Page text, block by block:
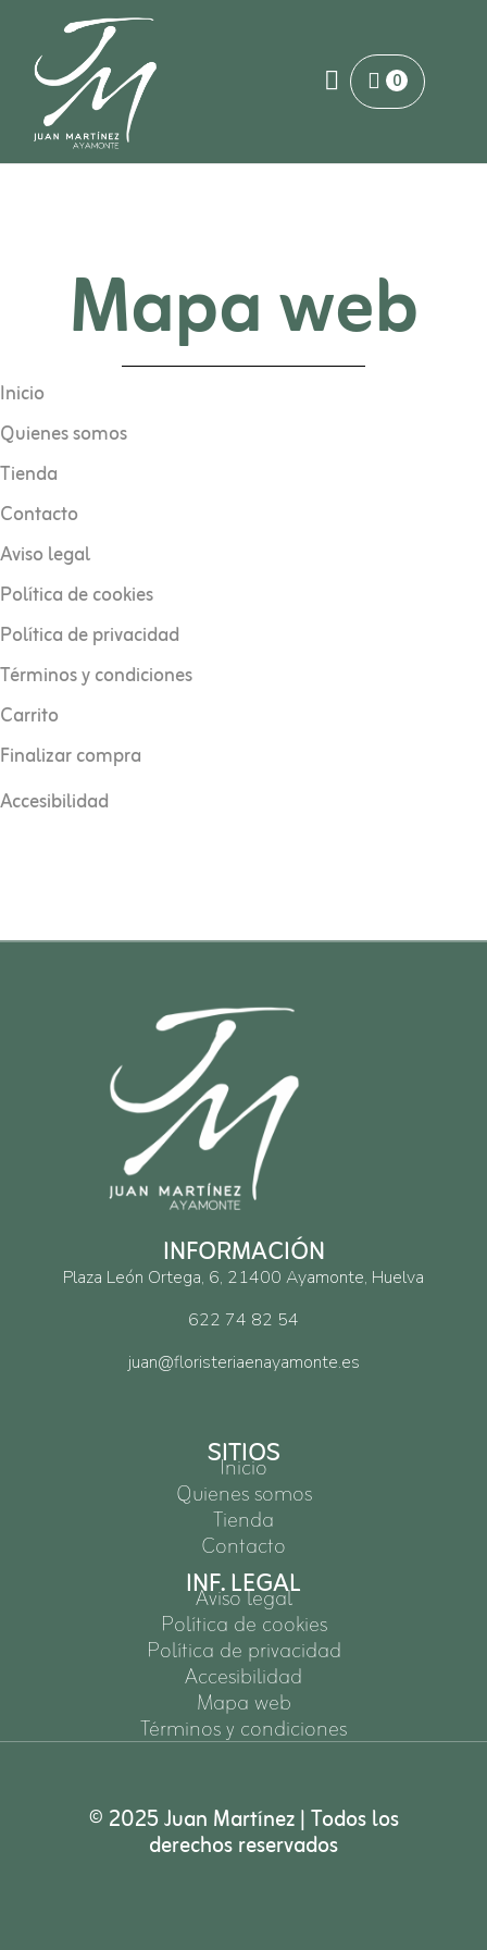
0
Mapa web
Inicio
Quienes somos
Tienda
Contacto
Aviso legal
Política de cookies
Política de privacidad
Términos y condiciones
Carrito
Finalizar compra
Accesibilidad
INFORMACIÓN
Plaza León Ortega, 6, 21400 Ayamonte, Huelva
622 74 82 54
juan@floristeriaenayamonte.es
SITIOS
Inicio
Quienes somos
Tienda
Contacto
INF. LEGAL
Aviso legal
Política de cookies
Política de privacidad
Accesibilidad
Mapa web
Términos y condiciones
© 2025 Juan Martínez | Todos los
derechos reservados